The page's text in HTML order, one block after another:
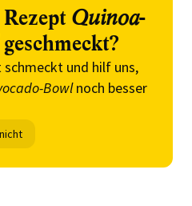
Quinoa-
und hilf uns,
Bowlnoch besser